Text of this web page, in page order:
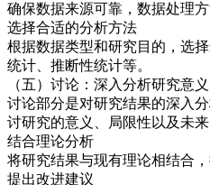
确保数据来源可靠，数据处理
选择合适的分析方法
根据数据类型和研究目的，选
统计、推断性统计等。
（五）讨论：深入分析研究意义
讨论部分是对研究结果的深入
讨研究的意义、局限性以及未来
结合理论分析
将研究结果与现有理论相结合
提出改进建议